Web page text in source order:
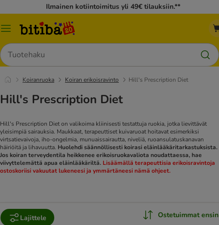
Ilmainen kotiintoimitus yli 49€ tilauksiin.**
Katalogivalikko
Hae
Koiranruoka Koiran erikoisravinto Hill's Prescription Diet
Hill's Prescription Diet
Hill's Prescription Diet on valikoima kliinisesti testattuja ruokia, jotka lievittävät
yleisimpiä sairauksia. Maukkaat, terapeuttiset kuivaruoat hoitavat esimerkiksi
virtsatievaivoja, iho-ongelmia, munuaissairautta, niveliä, ruoansulatuskanavan
häiriöitä ja lihavuutta. Huolehdi säännöllisesti koirasi eläinlääkäritarkastuksista.
Jos koiran terveydentila heikkenee erikoisruokavaliota noudattaessa, hae
viivyttelemättä apua eläinlääkäriltä. Lisäämällä terapeuttisia erikoisravintoja
ostoskoriisi vakuutat lukeneesi ja ymmärtäneesi nämä ohjeet.
Lajittele Ostetuimmat ensin